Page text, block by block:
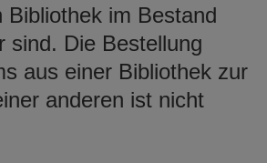
Bibliothek im Bestand
sind. Die Bestellung
aus einer Bibliothek zur
anderen ist nicht